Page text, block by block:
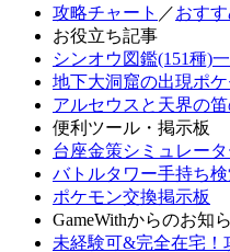
攻略チャート ／おす
お役立ち記事
シンオウ図鑑(151種)
地下大洞窟の出現ポ
アルセウスと天界の
便利ツール・掲示板
台座金策シミュレータ
バトルタワー手持ち
ポケモン交換掲示板
GameWithからのお知
未経験可&完全在宅！